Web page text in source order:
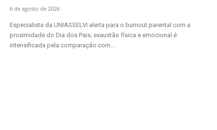
6 de agosto de 2026
Especialista da UNIASSELVI alerta para o burnout parental com a
proximidade do Dia dos Pais; exaustão física e emocional é
intensificada pela comparação com...